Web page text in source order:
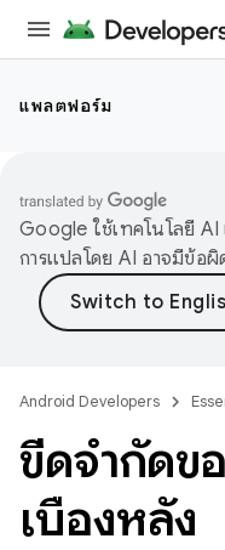
แพลตฟอร์ม
Google ใช้เทคโนโลยี
การแปลโดย AI อาจมีข้อผิ
Android Developers
ขีดจำกัดข
เบื้องหลัง